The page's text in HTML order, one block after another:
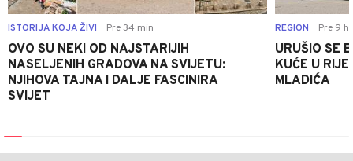
ISTORIJA KOJA ŽIVI Pre 34 min
OVO SU NEKI OD NAJSTARIJIH
NASELJENIH GRADOVA NA SVIJETU:
NJIHOVA TAJNA I DALJE FASCINIRA
SVIJET
REGION Pre 9 h
URUŠIO SE
KUĆE U
MLADIĆA